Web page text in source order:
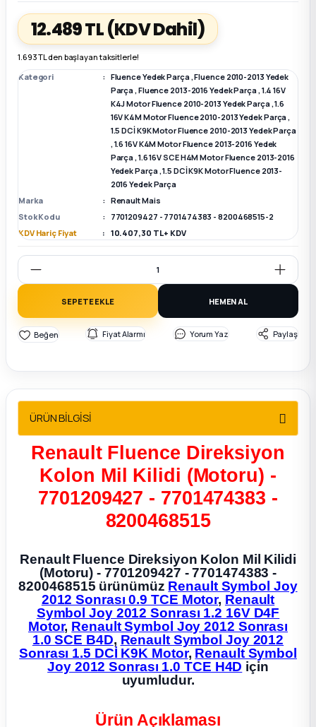
Parça
Megane E-TECH Yedek Parça
Sedan
Parça
Parça 12.489 TL(KDV Dahil)
1.693 TL den başlayan taksitlerle!
Kategori
Fluence Yedek Parça,Fluence 2010-2013 Yedek
Parça,Fluence 2013-2016 Yedek Parça,1.4 16V
K4J Motor Fluence 2010-2013 Yedek Parça,1.6
16V K4M Motor Fluence 2010-2013 Yedek Parça,
1.5 DCİ K9K Motor Fluence 2010-2013 Yedek Parça
,1.6 16V K4M Motor Fluence 2013-2016 Yedek
Parça,1.6 16V SCE H4M Motor Fluence 2013-2016
Yedek Parça,1.5 DCİ K9K Motor Fluence 2013-
2016 Yedek Parça
Marka
Renault Mais
Stok Kodu
7701209427 - 7701474383 - 8200468515-2
KDV Hariç Fiyat
10.407,30 TL + KDV
SEPETE EKLE HEMEN AL
Fiyat Alarmı Yorum Yaz Paylaş
ÜRÜN BİLGİSİ
Renault Fluence Direksiyon
Kolon Mil Kilidi (Motoru) -
7701209427 - 7701474383 -
8200468515
Renault Fluence Direksiyon Kolon Mil Kilidi
(Motoru) - 7701209427 - 7701474383 -
8200468515 ürünümüz Renault Symbol Joy
2012 Sonrası 0.9 TCE Motor, Renault
Symbol Joy 2012 Sonrası 1.2 16V D4F
Motor, Renault Symbol Joy 2012 Sonrası
1.0 SCE B4D, Renault Symbol Joy 2012
Sonrası 1.5 DCİ K9K Motor, Renault Symbol
Joy 2012 Sonrası 1.0 TCE H4D için
uyumludur.
Ürün Açıklaması